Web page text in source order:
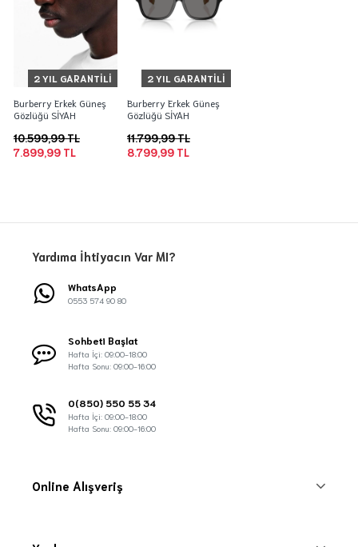
2 YIL GARANTILI
Burberry Erkek Güneş
Gözlüğü SİYAH
7.899,99 TL
10.599,99 TL
2 YIL GARANTILI
Burberry Erkek Güneş
Gözlüğü SİYAH
8.799,99 TL
11.799,99 TL
Yardıma İhtiyacın Var MI?
WhatsApp
0553 574 90 80
Sohbeti Başlat
Hafta İçi: 09:00-18:00
Hafta Sonu: 09:00-16:00
0(850) 550 55 34
Hafta İçi: 09:00-18:00
Hafta Sonu: 09:00-16:00
Online Alışveriş